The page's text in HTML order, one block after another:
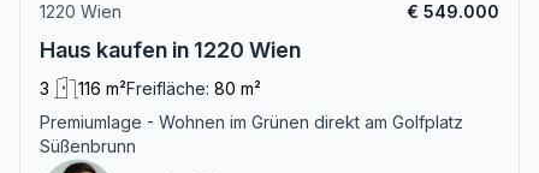
1220 Wien € 549.000
Haus kaufen in 1220 Wien
3 116 m²Freifläche: 80 m²
Premiumlage - Wohnen im Grünen direkt am Golfplatz
Süßenbrunn